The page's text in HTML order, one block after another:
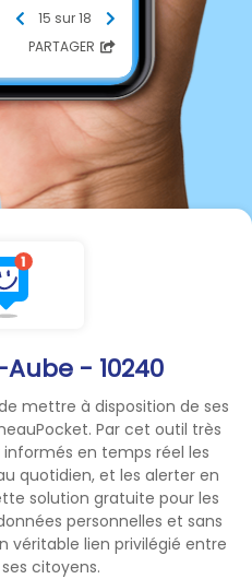
- 10240
mettre à disposition de ses
Par cet outil très
en temps réel les
quotidien, et les alerter en
solution gratuite pour les
personnelles et sans
véritable lien privilégié entre
citoyens.
15 sur 18
PARTAGER